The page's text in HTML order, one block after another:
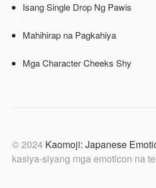
Isang Single Drop Ng Pawis
Mahihirap na Pagkahiya
Mga Character Cheeks Shy
© 2024 Kaomoji: Japanese
kasiya-siyang mga emoticon na